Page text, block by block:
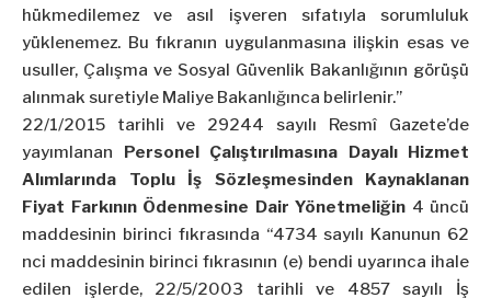
hükmedilemez ve asıl işveren sıfatıyla sorumluluk
yüklenemez. Bu fıkranın uygulanmasına ilişkin esas ve
usuller, Çalışma ve Sosyal Güvenlik Bakanlığının görüşü
alınmak suretiyle Maliye Bakanlığınca belirlenir.”
22/1/2015 tarihli ve 29244 sayılı Resmî Gazete’de
yayımlanan Personel Çalıştırılmasına Dayalı Hizmet
Alımlarında Toplu İş Sözleşmesinden Kaynaklanan
Fiyat Farkının Ödenmesine Dair Yönetmeliğin 4 üncü
maddesinin birinci fıkrasında “4734 sayılı Kanunun 62
nci maddesinin birinci fıkrasının (e) bendi uyarınca ihale
edilen işlerde, 22/5/2003 tarihli ve 4857 sayılı İş